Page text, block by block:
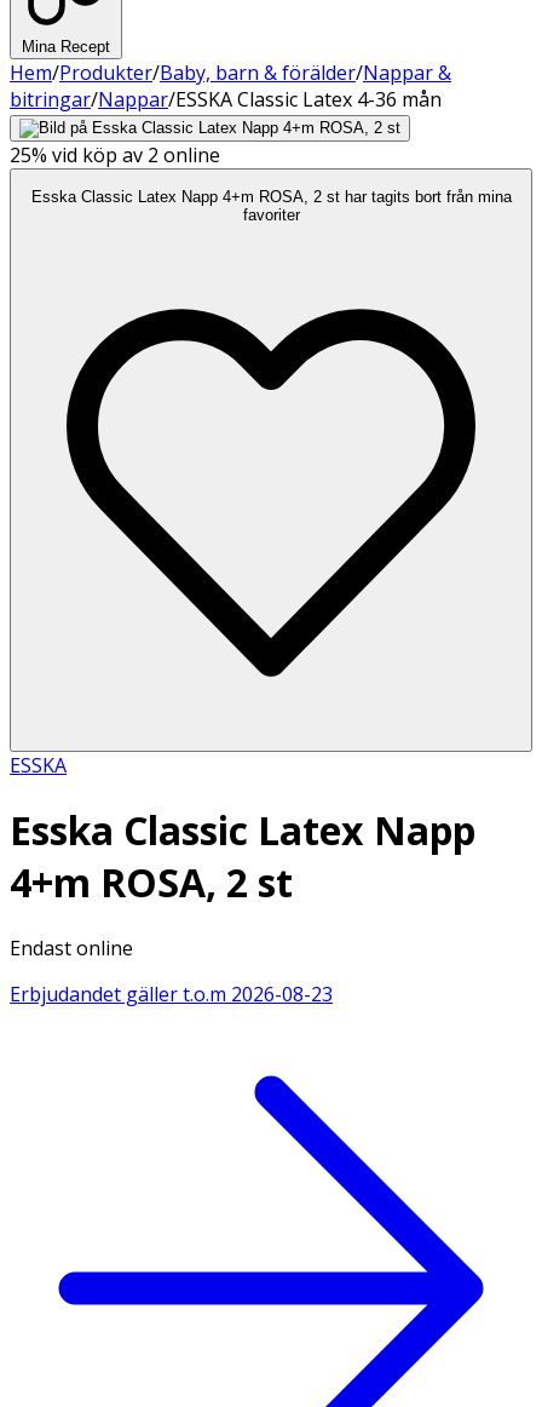
Mina Recept
Hem/Produkter/Baby, barn & förälder/Nappar &
bitringar/Nappar/ESSKA Classic Latex 4-36 mån
25% vid köp av 2 online
Esska Classic Latex Napp 4+m ROSA, 2 st har tagits bort från mina
favoriter
ESSKA
Esska Classic Latex Napp
4+m ROSA, 2 st
Endast online
Erbjudandet gäller t.o.m 2026-08-23